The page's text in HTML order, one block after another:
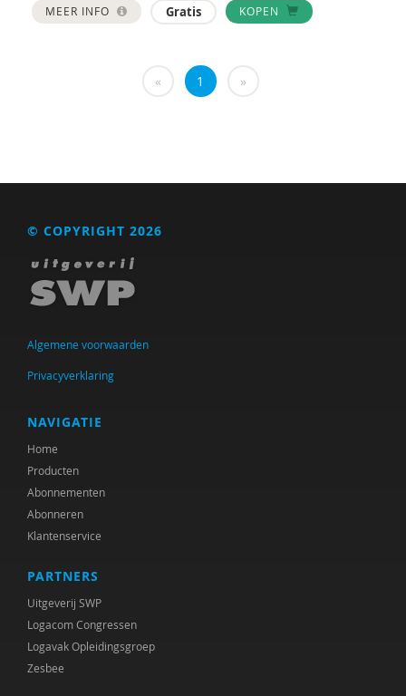
Sardes
Sonja
Taylor
Voorst van Beest, M. van
René . Spitz
René .C. Hoksbergen
Judith ’t Gilde
Ralph A. Brown
Wilna A.J. Meijer
MEER INFO Gratis KOPEN
« 1 »
© COPYRIGHT 2026
Algemene voorwaarden
Privacyverklaring
NAVIGATIE
Home
Producten
Abonnementen
Abonneren
Klantenservice
PARTNERS
Uitgeverij SWP
Logacom Congressen
Logavak Opleidingsgroep
Zesbee